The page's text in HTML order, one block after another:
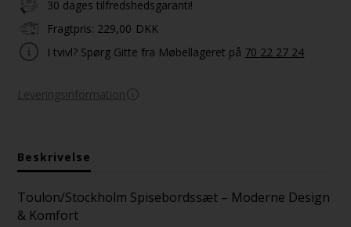
30 dages tilfredshedsgaranti!
Fragtpris: 229,00 DKK
I tvivl? Spørg Gitte fra Møbellageret på 70 22 27 24
Leveringsinformation
Beskrivelse
Toulon/Stockholm Spisebordssæt – Moderne Design
& Komfort